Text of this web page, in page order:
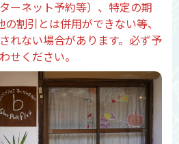
ーネット予約等）、特定の期
割引とは併用ができない等、
れない場合があります。必ず予
せください。